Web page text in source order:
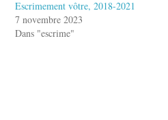
Escrimement vôtre, 2018-2021
7 novembre 2023
Dans "escrime"